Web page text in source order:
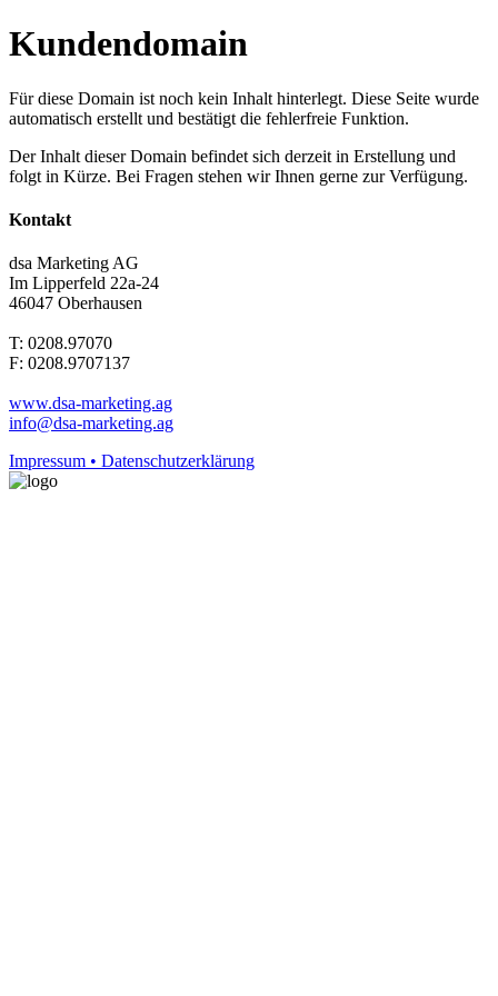
Kundendomain
Für diese Domain ist noch kein Inhalt hinterlegt. Diese Seite wurde
automatisch erstellt und bestätigt die fehlerfreie Funktion.
Der Inhalt dieser Domain befindet sich derzeit in Erstellung und
folgt in Kürze. Bei Fragen stehen wir Ihnen gerne zur Verfügung.
Kontakt
dsa Marketing AG
Im Lipperfeld 22a-24
46047 Oberhausen
T: 0208.97070
F: 0208.9707137
www.dsa-marketing.ag
info@dsa-marketing.ag
Impressum • Datenschutzerklärung